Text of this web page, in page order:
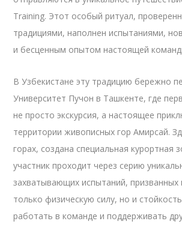
Training. Этот особый ритуал,
традициями, наполнен испытаниями,
и бесценным опытом настоящей
В Узбекистане эту традицию бережно
Университет Пучон в Ташкенте, где
не просто экскурсия, а настоящее
территории живописных гор Амирсай.
горах, создана специальная курортная
участник проходит через серию
захватывающих испытаний, призванных
только физическую силу, но и
работать в команде и поддерживать